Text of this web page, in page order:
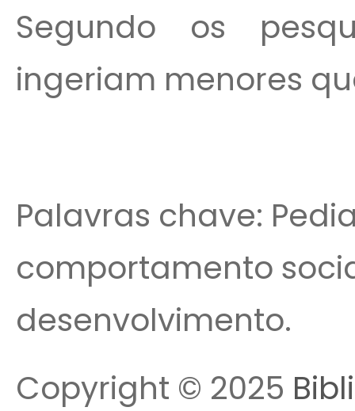
Segundo os
ingeriam menores
Palavras chave:
comportamento
desenvolvimento.
Copyright © 2025